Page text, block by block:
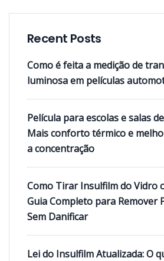
Recent Posts
Como é feita a medição de
luminosa em películas
Película para escolas e salas
Mais conforto térmico e
a concentração
Como Tirar Insulfilm do Vidro
Guia Completo para Remover
Sem Danificar
Lei do Insulfilm Atualizada: O